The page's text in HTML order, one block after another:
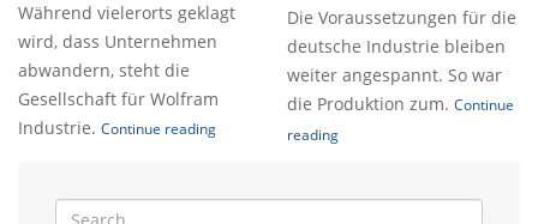
Während vielerorts geklagt
wird, dass Unternehmen
abwandern, steht die
Gesellschaft für Wolfram
Industrie. Continue reading
Die Voraussetzungen für die
deutsche Industrie bleiben
weiter angespannt. So war
die Produktion zum. Continue
reading